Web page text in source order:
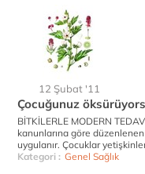
12 Şubat '11
Çocuğunuz
BİTKİLERLE MODERN
kanunlarına göre
uygulanır. Çocuklar
Kategori : Genel Sağlık